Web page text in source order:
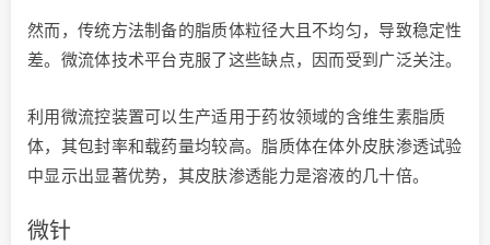
然而，传统方法制备的脂质体粒径大且不均匀，导致稳定性
差。微流体技术平台克服了这些缺点，因而受到广泛关注。
利用微流控装置可以生产适用于药妆领域的含维生素脂质
体，其包封率和载药量均较高。脂质体在体外皮肤渗透试验
中显示出显著优势，其皮肤渗透能力是溶液的几十倍。
微针